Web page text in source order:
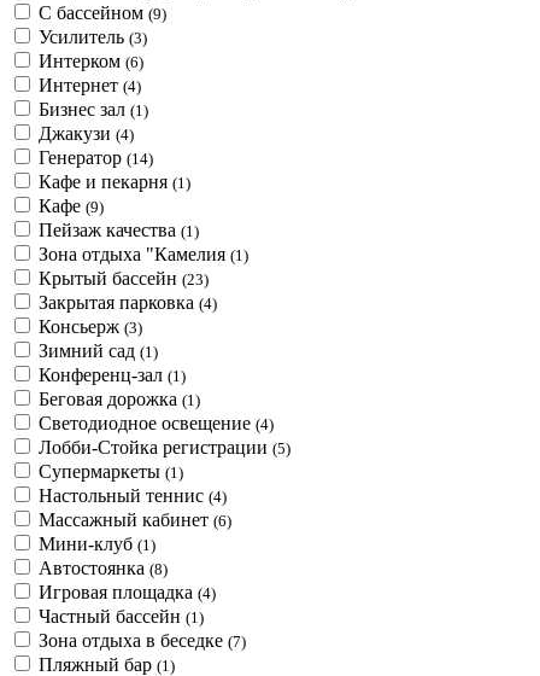
С бассейном (9)
Усилитель (3)
Интерком (6)
Интернет (4)
Бизнес зал (1)
Джакузи (4)
Генератор (14)
Кафе и пекарня (1)
Кафе (9)
Пейзаж качества (1)
Зона отдыха "Камелия (1)
Крытый бассейн (23)
Закрытая парковка (4)
Консьерж (3)
Зимний сад (1)
Конференц-зал (1)
Беговая дорожка (1)
Светодиодное освещение (4)
Лобби-Стойка регистрации (5)
Супермаркеты (1)
Настольный теннис (4)
Массажный кабинет (6)
Мини-клуб (1)
Автостоянка (8)
Игровая площадка (4)
Частный бассейн (1)
Зона отдыха в беседке (7)
Пляжный бар (1)